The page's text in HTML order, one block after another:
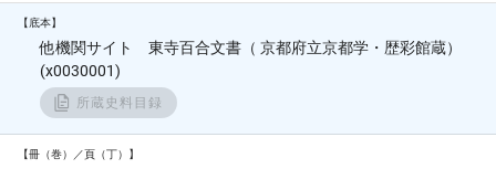
【底本】
他機関サイト 東寺百合文書（ 京都府立京都学・歴彩館蔵）
(x0030001)
所蔵史料目録
【冊（巻）／頁（丁）】